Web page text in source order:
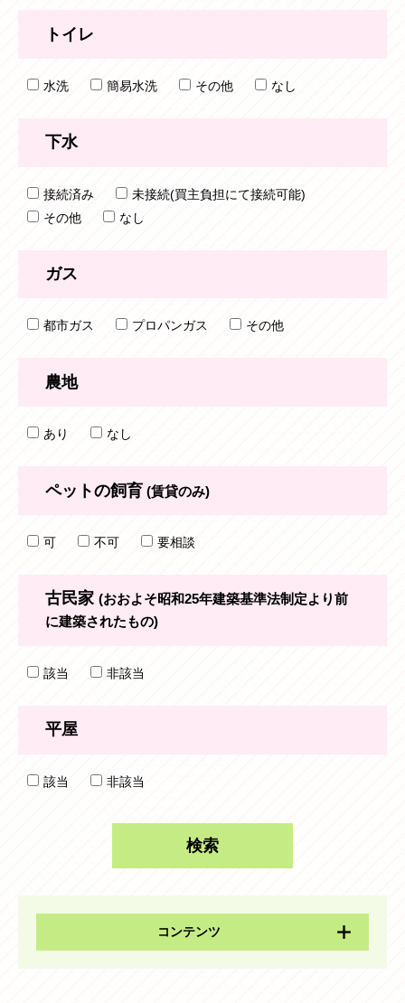
トイレ
水洗 簡易水洗 その他 なし
下水
接続済み
未接続(買主負担にて接続可能)
その他
なし
ガス
都市ガス プロパンガス その他
農地
あり なし
ペットの飼育 (賃貸のみ)
可 不可 要相談
古民家 (おおよそ昭和25年建築基準法制定より前
に建築されたもの)
該当 非該当
平屋
該当 非該当
コンテンツ